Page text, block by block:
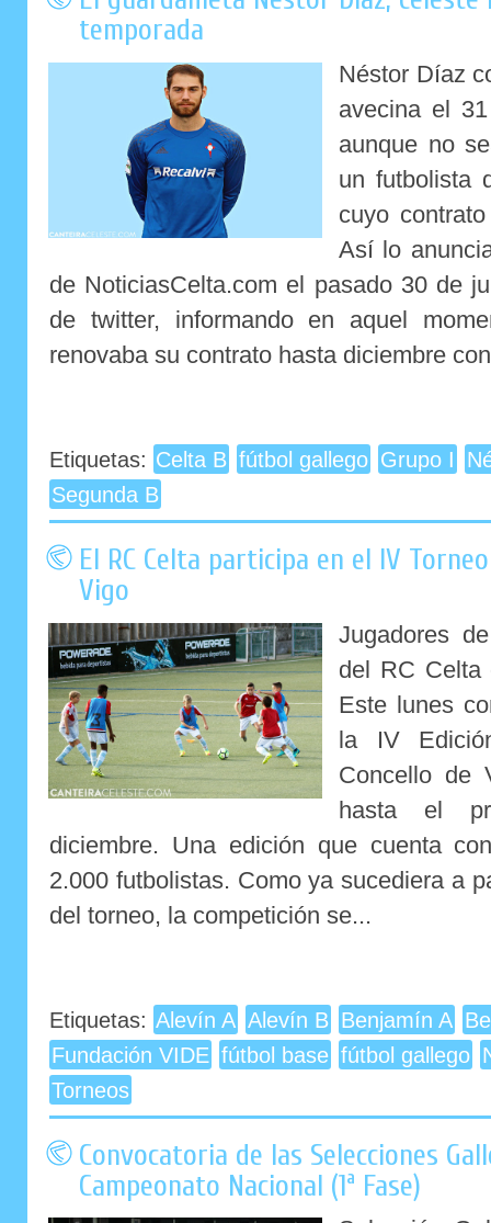
temporada
Néstor Díaz
avecina el
aunque no
un futbolista
cuyo
Así lo
de NoticiasCelta.com el pasado 30 de
de twitter, informando en aquel
renovaba su contrato hasta diciembre
Etiquetas: Celta B fútbol gallego Grupo I
Segunda B
El RC Celta participa en el IV
Vigo
Jugadores
del RC Celta
Este lunes
la IV
Concello de
hasta el
diciembre. Una edición que cuenta
2.000 futbolistas. Como ya sucediera a
del torneo, la competición se...
Etiquetas: Alevín A Alevín B Benjamín A
Fundación VIDE fútbol base fútbol gallego
Torneos
Convocatoria de las Selecciones
Campeonato Nacional (1ª Fase)